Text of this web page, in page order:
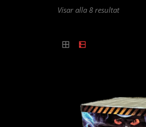
Visar alla 8 resultatSortera